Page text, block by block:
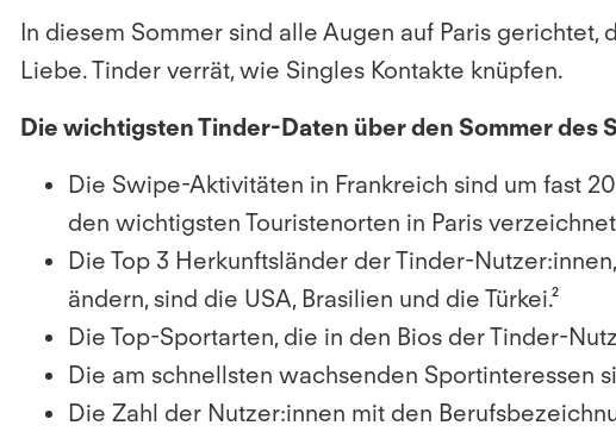
In diesem Sommer sind alle Augen auf Paris
Liebe. Tinder verrät, wie Singles Kontakte knüpfen.
Die wichtigsten Tinder-Daten über den Sommer des
Die Swipe-Aktivitäten in Frankreich sind um fast
den wichtigsten Touristenorten in Paris
Die Top 3 Herkunftsländer der Tinder-
ändern, sind die USA, Brasilien und die Türkei.²
Die Top-Sportarten, die in den Bios der Tinder-
Die am schnellsten wachsenden Sportinteressen
Die Zahl der Nutzer:innen mit den